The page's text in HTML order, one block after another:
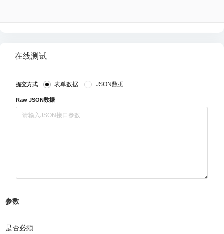
在线测试
提交方式 表单数据 JSON数据
Raw JSON数据
参数
是否必须